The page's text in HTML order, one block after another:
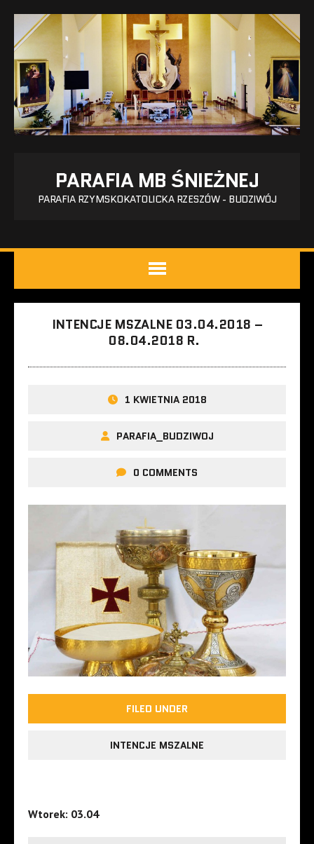
PARAFIA MB ŚNIEŻNEJ
PARAFIA RZYMSKOKATOLICKA RZESZÓW - BUDZIWÓJ
INTENCJE MSZALNE 03.04.2018 –
08.04.2018 R.
1 KWIETNIA 2018
PARAFIA_BUDZIWOJ
0 COMMENTS
FILED UNDER
INTENCJE MSZALNE
Wtorek: 03.04